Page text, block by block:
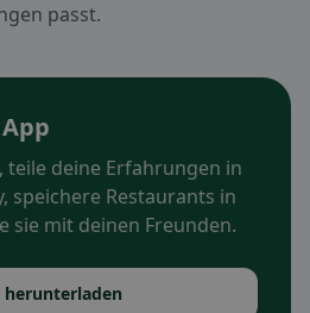
passt.
teile deine Erfahrungen in
speichere Restaurants in
sie mit deinen Freunden.
herunterladen